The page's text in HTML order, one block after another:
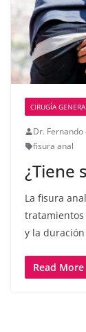
CIRUGÍA
Dr.
fisura anal
¿Tiene
La fisura
y la
Read More